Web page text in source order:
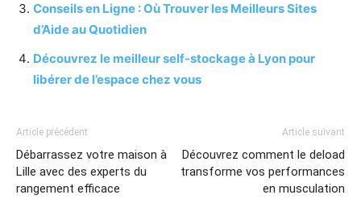
Conseils en Ligne : Où Trouver les Meilleurs Sites
d’Aide au Quotidien
Découvrez le meilleur self-stockage à Lyon pour
libérer de l’espace chez vous
Article précédent
Débarrassez votre maison à
Lille avec des experts du
rangement efficace
Article suivant
Découvrez comment le deload
transforme vos performances
en musculation